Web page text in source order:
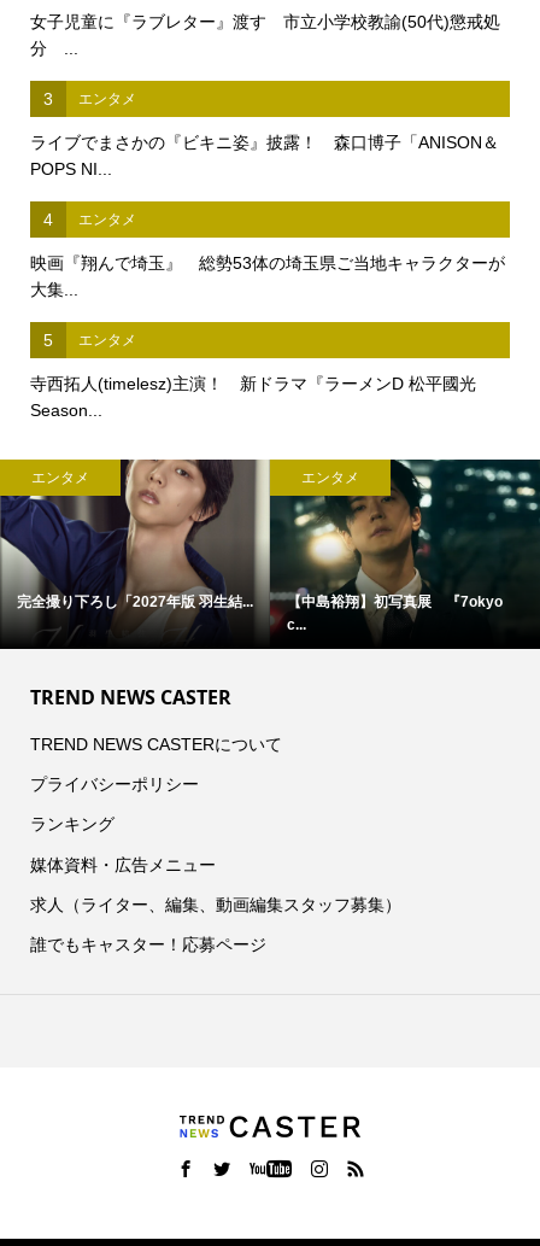
女子児童に『ラブレター』渡す 市立小学校教諭(50代)懲戒処
分 ...
3 エンタメ
ライブでまさかの『ビキニ姿』披露！ 森口博子「ANISON＆
POPS NI...
4 エンタメ
映画『翔んで埼玉』 総勢53体の埼玉県ご当地キャラクターが
大集...
5 エンタメ
寺西拓人(timelesz)主演！ 新ドラマ『ラーメンD 松平國光
Season...
エンタメ
完全撮り下ろし「2027年版 羽生結...
エンタメ
【中島裕翔】初写真展 『7okyo
c...
TREND NEWS CASTER
TREND NEWS CASTERについて
プライバシーポリシー
ランキング
媒体資料・広告メニュー
求人（ライター、編集、動画編集スタッフ募集）
誰でもキャスター！応募ページ